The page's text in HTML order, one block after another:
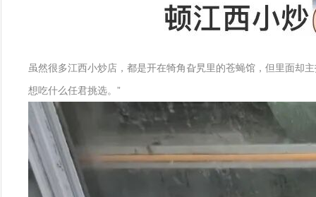
虽然很多江西小炒店，都是开在犄角旮旯里的苍蝇馆，但里面却
想吃什么任君挑选。”